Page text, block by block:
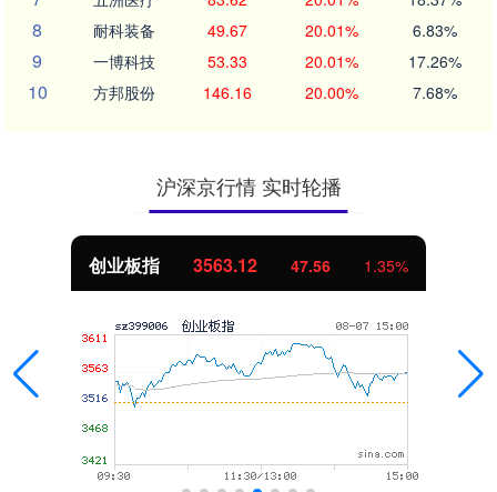
8 耐科装备 49.67 20.01% 6.83%
9 一博科技 53.33 20.01% 17.26%
10 方邦股份 146.16 20.00% 7.68%
沪深京行情 实时轮播
创业板指 3563.12 47.56 1.35%